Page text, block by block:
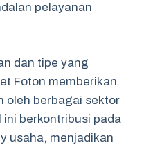
pelayanan
dan tipe yang
Foton memberikan
oleh berbagai sektor
ini berkontribusi pada
usaha, menjadikan